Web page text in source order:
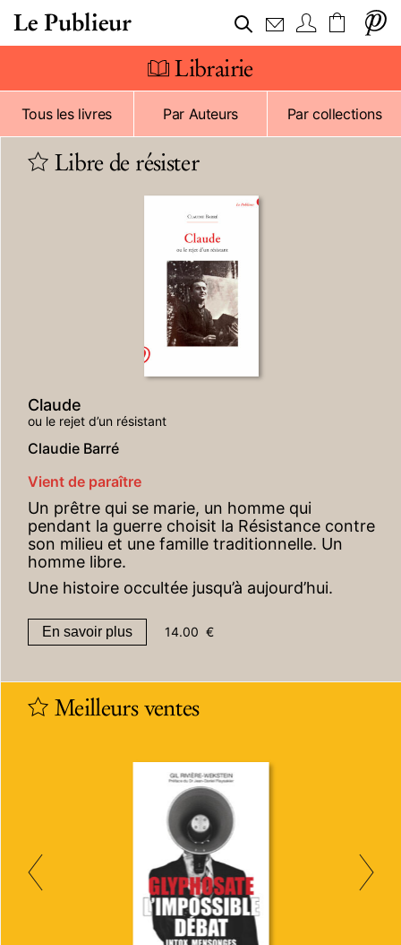
Le Publieur
Librairie
Tous les livres Par Auteurs Par collections
Libre de résister
Claude
ou le rejet d’un résistant
Claudie Barré
Vient de paraître
Un prêtre qui se marie, un homme qui
pendant la guerre choisit la Résistance contre
son milieu et une famille traditionnelle. Un
homme libre.
Une histoire occultée jusqu’à aujourd’hui.
En savoir plus 14.00 €
Meilleurs ventes